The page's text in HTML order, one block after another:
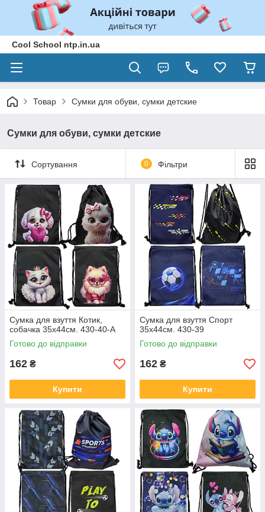
Cool School ntp.in.ua
Товар Сумки для обуви, сумки детские
Сумки для обуви, сумки детские
Сортування 0 Фільтри
Сумка для взуття Котик,
собачка 35х44см. 430-40-A
Готово до відправки
162 ₴
Купити
Сумка для взуття Спорт
35х44см. 430-39
Готово до відправки
162 ₴
Купити